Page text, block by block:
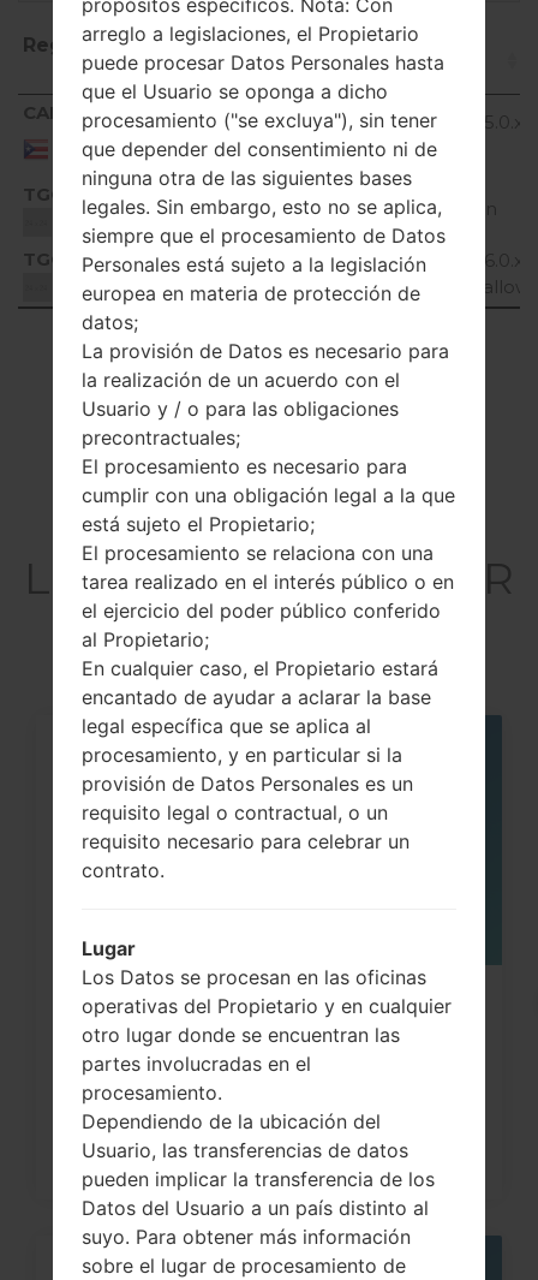
Región Nombre de archivo OS
Región Nombre de archivo
CAP
Puerto
Rico
D850PR20A_01.kdz
Android 5.0.x
Lollipop
TGO
Unknown
D850PR20A_00.kdz Unknown
TGO
Unknown
D850PR30a_00_0209.kdz Android 6.0.x
Marshmallow
Showing 1 to 3 of 3 entries
Previous 1 Next
Artículos
LGD850PR(LGD850PR
) akaLG G3
Cómo hacer Reinicio Completo en
LG G3, G4, G5 , G7...
propósitos específicos. Nota: Con
arreglo a legislaciones, el Propietario
puede procesar Datos Personales hasta
que el Usuario se oponga a dicho
procesamiento ("se excluya"), sin tener
que depender del consentimiento ni de
ninguna otra de las siguientes bases
legales. Sin embargo, esto no se aplica,
siempre que el procesamiento de Datos
Personales está sujeto a la legislación
europea en materia de protección de
datos;
La provisión de Datos es necesario para
la realización de un acuerdo con el
Usuario y / o para las obligaciones
precontractuales;
El procesamiento es necesario para
cumplir con una obligación legal a la que
está sujeto el Propietario;
El procesamiento se relaciona con una
tarea realizado en el interés público o en
el ejercicio del poder público conferido
al Propietario;
En cualquier caso, el Propietario estará
encantado de ayudar a aclarar la base
legal específica que se aplica al
procesamiento, y en particular si la
provisión de Datos Personales es un
requisito legal o contractual, o un
requisito necesario para celebrar un
contrato.
Lugar
Los Datos se procesan en las oficinas
operativas del Propietario y en cualquier
otro lugar donde se encuentran las
partes involucradas en el
procesamiento.
Dependiendo de la ubicación del
Usuario, las transferencias de datos
pueden implicar la transferencia de los
Datos del Usuario a un país distinto al
suyo. Para obtener más información
sobre el lugar de procesamiento de